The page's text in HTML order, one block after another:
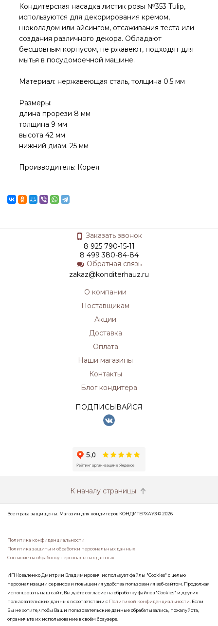
Кондитерская насадка листик розы №353 Tulip,
используются для декорирования кремом,
шоколадом или айсингом, отсаживания теста или
создания различного декора. Обладают
бесшовным корпусом, не ржавеют, подходят для
мытья в посудомоечной машине.
Материал: нержавеющая сталь, толщина 0.5 мм
Размеры:
длина прорези 8 мм
толщина 9 мм
высота 42 мм
нижний диам. 25 мм
Производитель: Корея
Заказать звонок
8 925 790-15-11
8 499 380-84-84
Обратная связь
zakaz@konditerhauz.ru
О компании
Поставщикам
Акции
Доставка
Оплата
Наши магазины
Контакты
Блог кондитера
ПОДПИСЫВАЙСЯ
К началу страницы
Все права защищены. Магазин для кондитеров КОНДИТЕРХАУЗ © 2026
Политика конфиденциальности
Политика защиты и обработки персональных данных
Согласие на обработку персональных данных
ИП Коваленко Дмитрий Владимирович использует файлы "Cookies" с целью
персонализации сервисов и повышения удобства пользования веб-сайтом. Продолжая
использовать наш сайт, Вы даёте согласие на обработку файлов "Cookies" и других
пользовательских данных в соответствии с Политикой конфиденциальности . Если
Вы не хотите, чтобы Ваши пользовательские данные обрабатывались, пожалуйста,
ограничьте их использование в своём браузере.